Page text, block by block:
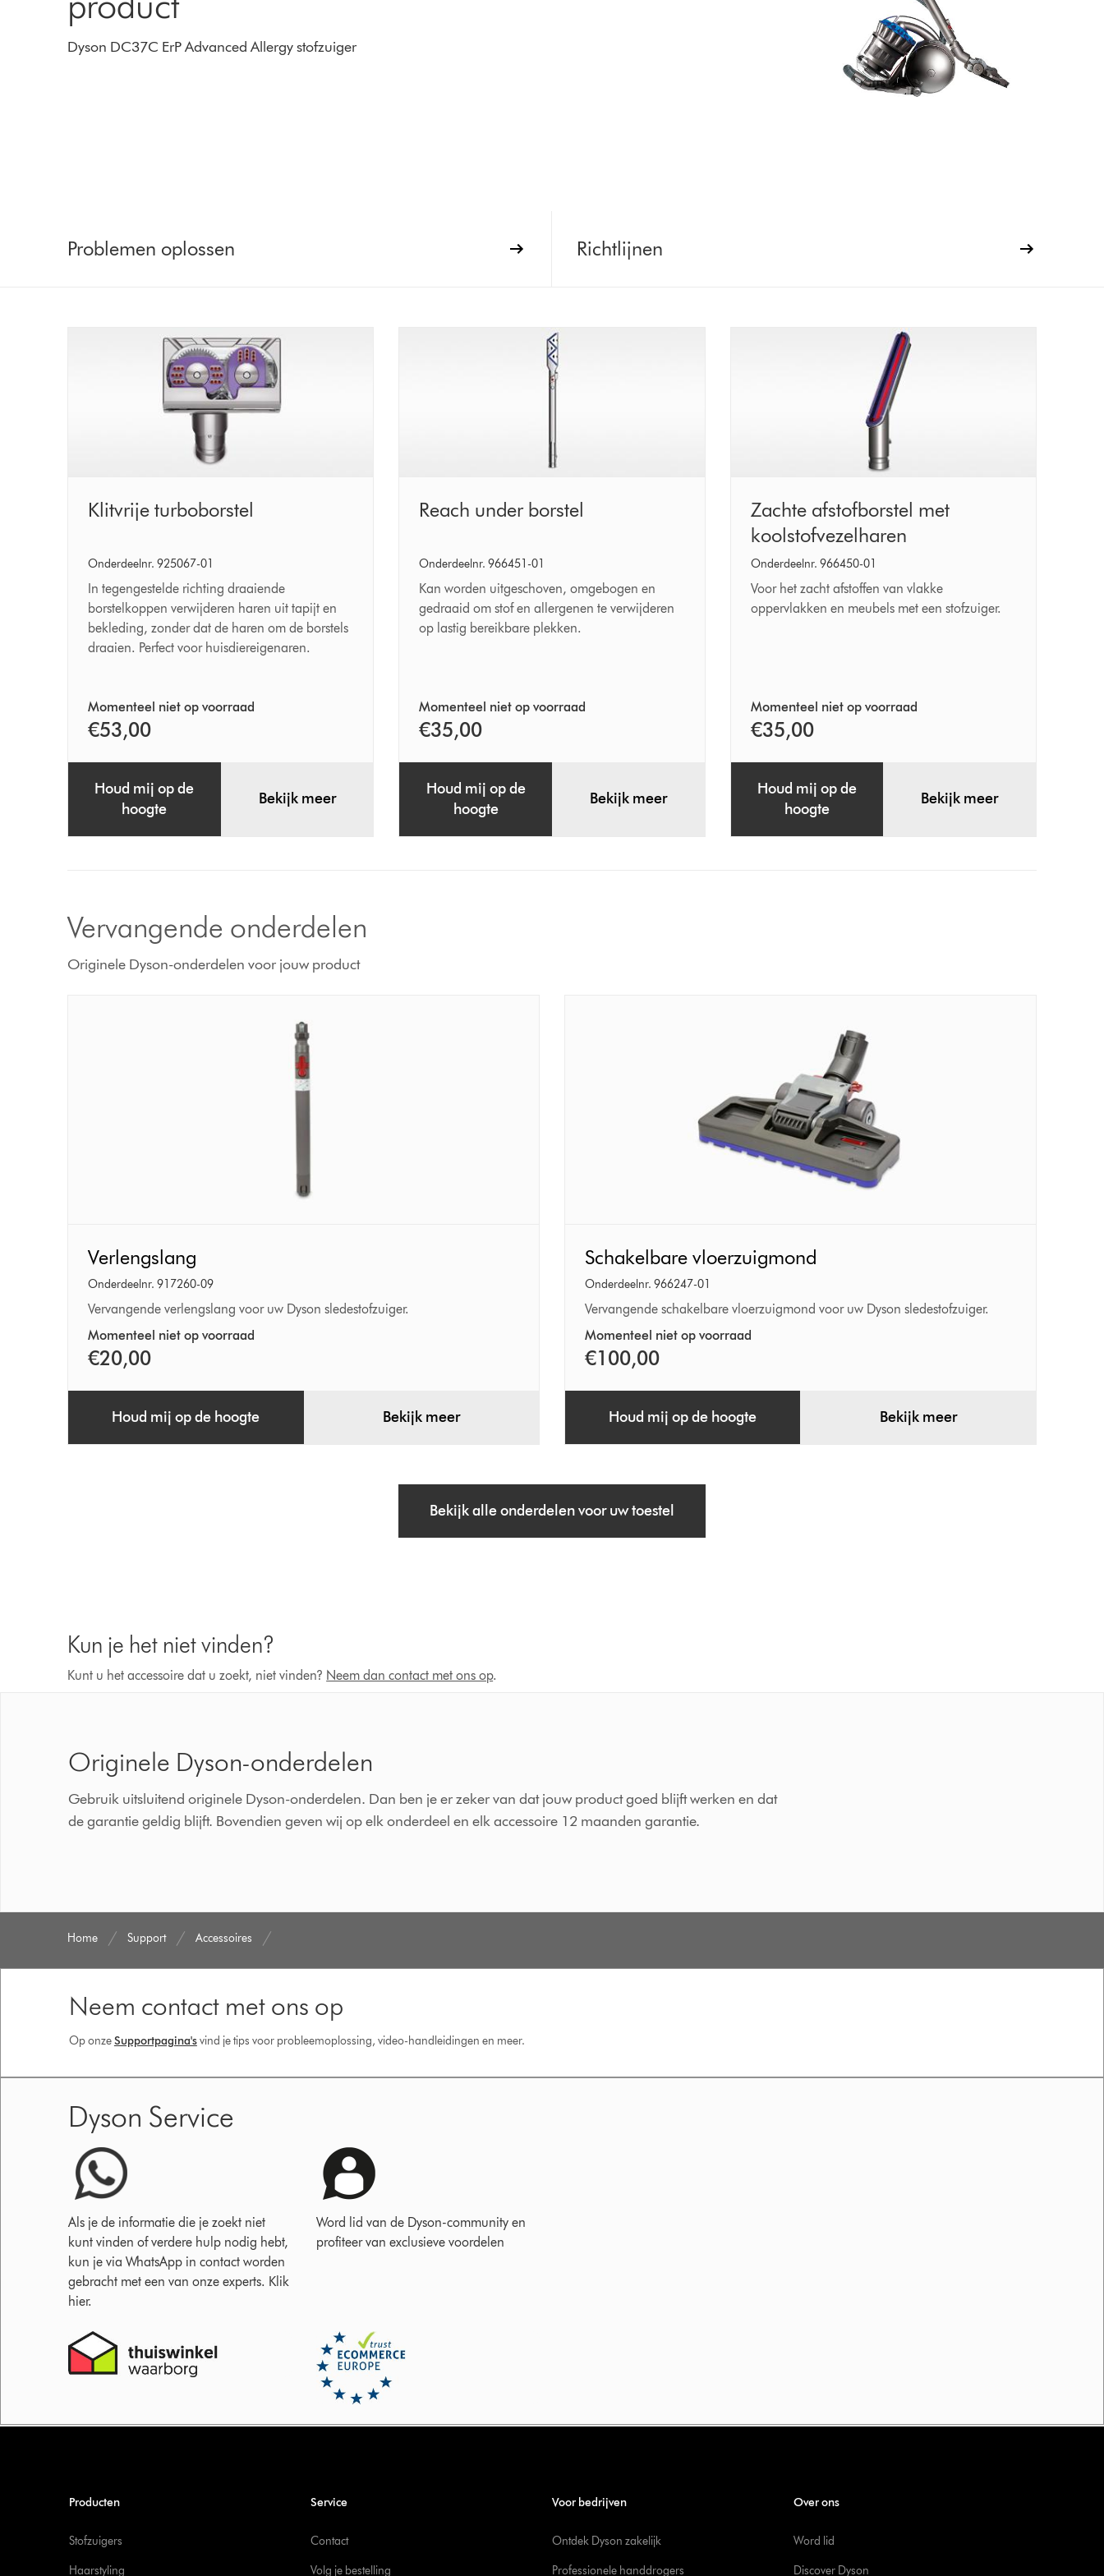
Dyson DC37C ErP Advanced Allergy stofzuiger
Problemen oplossen Richtlijnen
Klitvrije
Klitvrije turboborstel
Onderdeelnr. 925067-01
In tegengestelde richting draaiende
borstelkoppen verwijderen haren uit tapijt en
bekleding, zonder dat de haren om de borstels
draaien. Perfect voor huisdiereigenaren.
Momenteel niet op voorraad
€53,00
Houd mij op de
hoogte
Bekijk meer
Reach
borstel
Reach under borstel
Onderdeelnr. 966451-01
Kan worden uitgeschoven, omgebogen en
gedraaid om stof en allergenen te verwijderen
op lastig bereikbare plekken.
Momenteel niet op voorraad
€35,00
Houd mij op de
hoogte
Bekijk meer
Zachte
afstofborstel
met
koolstofvezelharen
Zachte afstofborstel met
koolstofvezelharen
Onderdeelnr. 966450-01
Voor het zacht afstoffen van vlakke
oppervlakken en meubels met een stofzuiger.
Momenteel niet op voorraad
€35,00
Houd mij op de
hoogte
Bekijk meer
Vervangende onderdelen
Originele Dyson-onderdelen voor jouw product
Verlengslang
Onderdeelnr. 917260-09
Vervangende verlengslang voor uw Dyson sledestofzuiger.
Momenteel niet op voorraad
€20,00
Houd mij op de hoogte Bekijk meer
vloerzuigmond
Schakelbare vloerzuigmond
Onderdeelnr. 966247-01
Vervangende schakelbare vloerzuigmond voor uw Dyson sledestofzuiger.
Momenteel niet op voorraad
€100,00
Houd mij op de hoogte Bekijk meer
Bekijk alle onderdelen voor uw toestel
Kun je het niet vinden?
Kunt u het accessoire dat u zoekt, niet vinden? Neem dan contact met ons op.
Originele Dyson-onderdelen
Gebruik uitsluitend originele Dyson-onderdelen. Dan ben je er zeker van dat jouw product goed blijft werken en dat
de garantie geldig blijft. Bovendien geven wij op elk onderdeel en elk accessoire 12 maanden garantie.
Home Support Accessoires
Neem contact met ons op
Op onzeSupportpagina'svind je tips voor probleemoplossing, video-handleidingen en meer.
Dyson Service
Als je de informatie die je zoekt niet
kunt vinden of verdere hulp nodig hebt,
kun je via WhatsApp in contact worden
gebracht met een van onze experts. Klik
hier.
Word lid van de Dyson-community en
profiteer van exclusieve voordelen
Producten
Stofzuigers
Haarstyling
Service
Contact
Volg je bestelling
Voor bedrijven
Ontdek Dyson zakelijk
Professionele handdrogers
Over ons
Word lid
Discover Dyson